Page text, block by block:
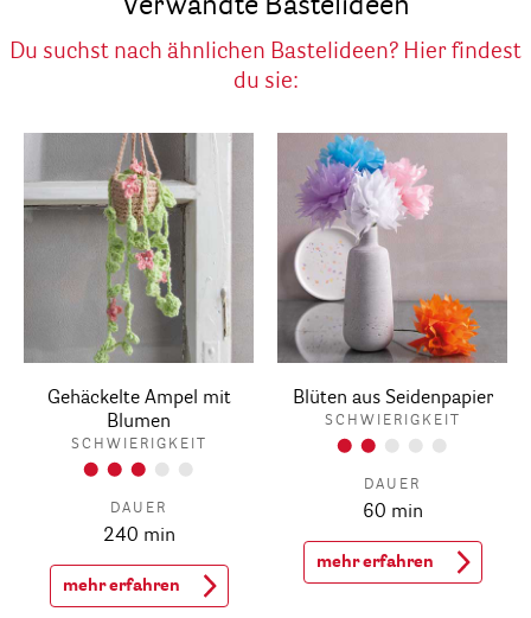
Verwandte Bastelideen
Du suchst nach ähnlichen Bastelideen? Hier findest
du sie:
Gehäckelte Ampel mit
Blumen
SCHWIERIGKEIT
DAUER
240 min
mehr erfahren
Blüten aus Seidenpapier
SCHWIERIGKEIT
DAUER
60 min
mehr erfahren